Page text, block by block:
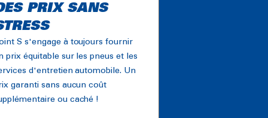
PRIX SANS
S s'engage à toujours fournir
prix équitable sur les pneus et les
d'entretien automobile. Un
garanti sans aucun coût
ou caché !